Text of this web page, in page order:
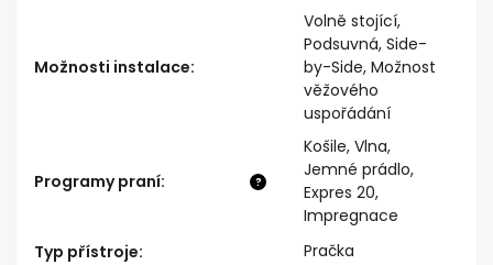
Možnosti instalace:
Volně stojící,
Podsuvná, Side-
by-Side, Možnost
věžového
uspořádání
?
Programy praní:
Košile, Vlna,
Jemné prádlo,
Expres 20,
Impregnace
Typ přístroje: Pračka